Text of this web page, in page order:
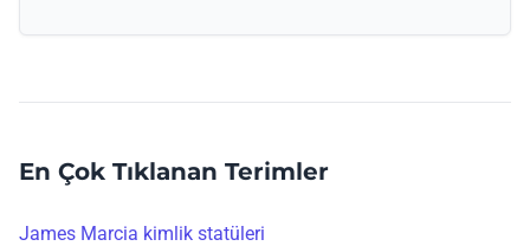
En Çok Tıklanan Terimler
James Marcia kimlik statüleri